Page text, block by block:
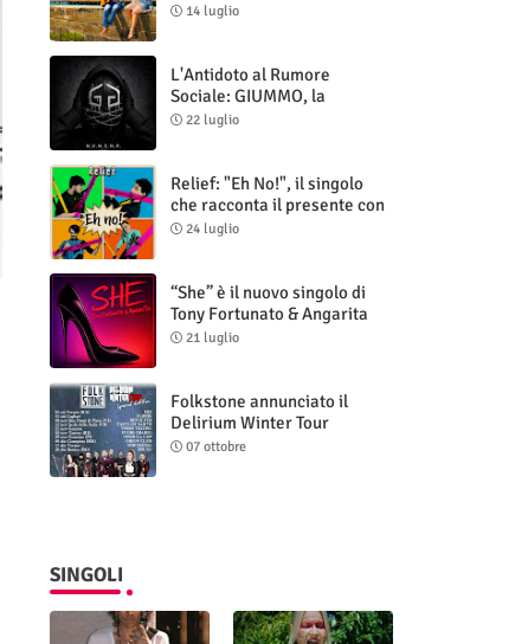
(Il mio uomo è lei)"
14 luglio
L'Antidoto al Rumore
Sociale: GIUMMO, la
Maschera e la Cruda Verità
22 luglio
Relief: "Eh No!", il singolo
che racconta il presente con
ironia e autenticità
24 luglio
“She” è il nuovo singolo di
Tony Fortunato & Angarita
21 luglio
Folkstone annunciato il
Delirium Winter Tour
(Special Edition)
07 ottobre
SINGOLI